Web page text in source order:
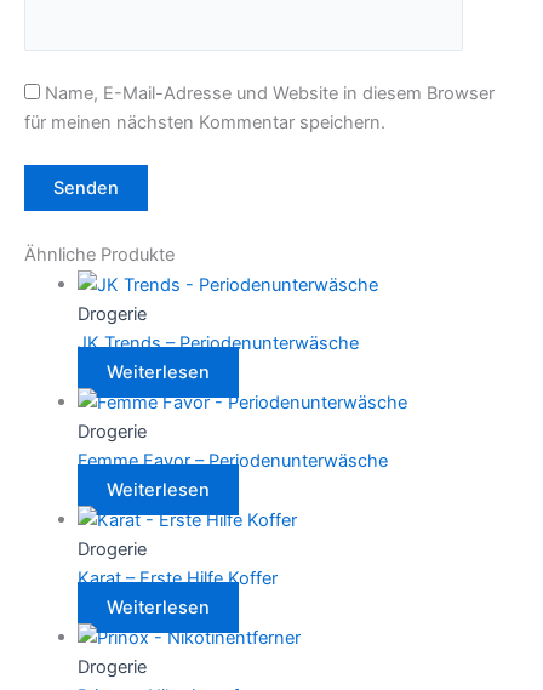
Name, E-Mail-Adresse und Website in diesem Browser
für meinen nächsten Kommentar speichern.
Ähnliche Produkte
Drogerie
JK Trends – Periodenunterwäsche
Weiterlesen
Drogerie
Femme Favor – Periodenunterwäsche
Weiterlesen
Drogerie
Karat – Erste Hilfe Koffer
Weiterlesen
Drogerie